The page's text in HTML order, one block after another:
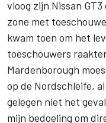
vloog zijn Nissan
zone met
kwam toen om het
toeschouwers
Mardenborough
op de Nordschleife,
gelegen niet het
mijn bedoeling om